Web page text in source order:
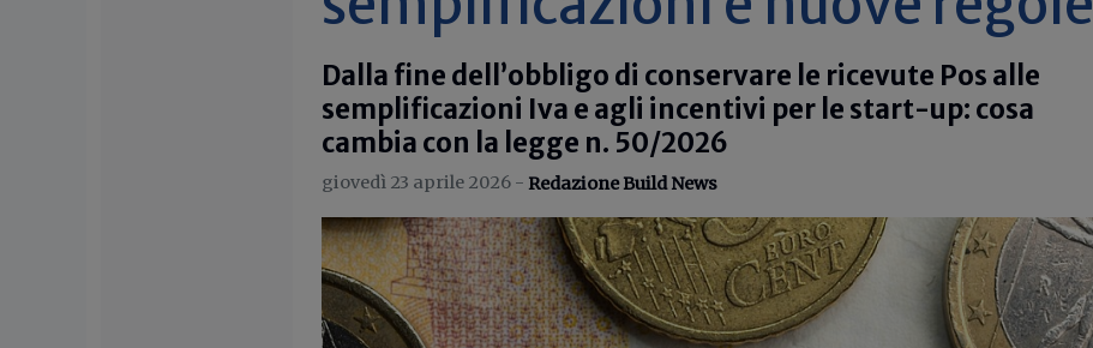
Dalla fine dell’obbligo di conservare le ricevute Pos alle
semplificazioni Iva e agli incentivi per le start-up: cosa
cambia con la legge n. 50/2026
giovedì 23 aprile 2026 - Redazione Build News